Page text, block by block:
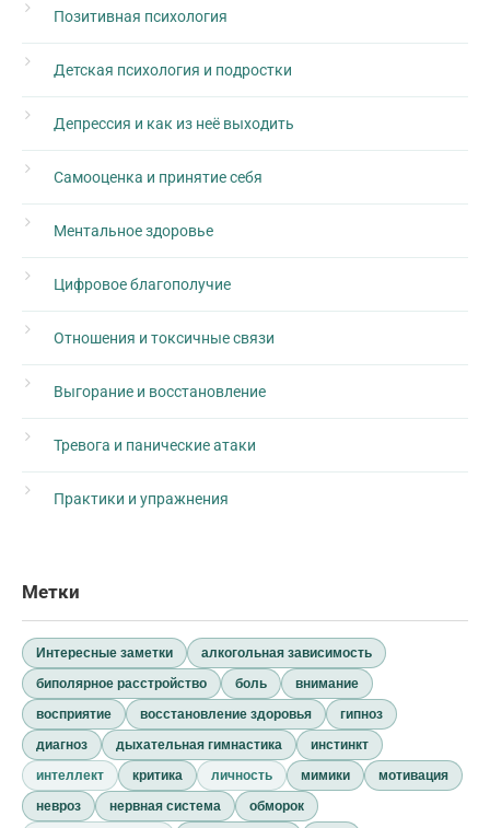
Позитивная психология
Детская психология и подростки
Депрессия и как из неё выходить
Самооценка и принятие себя
Ментальное здоровье
Цифровое благополучие
Отношения и токсичные связи
Выгорание и восстановление
Тревога и панические атаки
Практики и упражнения
Метки
Интересные заметки
алкогольная зависимость
биполярное расстройство
боль
внимание
восприятие
восстановление здоровья
гипноз
диагноз
дыхательная гимнастика
инстинкт
интеллект
критика личность мимики
мотивация
невроз
нервная система
обморок